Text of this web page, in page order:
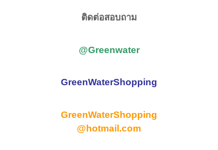
ติดต่อสอบถาม
@Greenwater
GreenWaterShopping
GreenWaterShopping
@hotmail.com